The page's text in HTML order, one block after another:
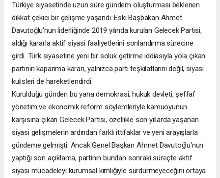
Türkiye siyasetinde uzun süre gündem oluşturması beklenen
dikkat çekici bir gelişme yaşandı. Eski Başbakan Ahmet
Davutoğlu'nun liderliğinde 2019 yılında kurulan Gelecek Partisi,
aldığı kararla aktif siyasi faaliyetlerini sonlandırma sürecine
girdi. Türk siyasetine yeni bir soluk getirme iddiasıyla yola çıkan
partinin kapanma kararı, yalnızca parti teşkilatlarını değil, siyasi
kulisleri de hareketlendirdi.
Kurulduğu günden bu yana demokrasi, hukuk devleti, şeffaf
yönetim ve ekonomik reform söylemleriyle kamuoyunun
karşısına çıkan Gelecek Partisi, özellikle son yıllarda yaşanan
siyasi gelişmelerin ardından farklı ittifaklar ve yeni arayışlarla
gündeme gelmişti. Ancak Genel Başkan Ahmet Davutoğlu'nun
yaptığı son açıklama, partinin bundan sonraki süreçte aktif
siyasi mücadeleyi kurumsal kimliğiyle sürdürmeyeceğini ortaya